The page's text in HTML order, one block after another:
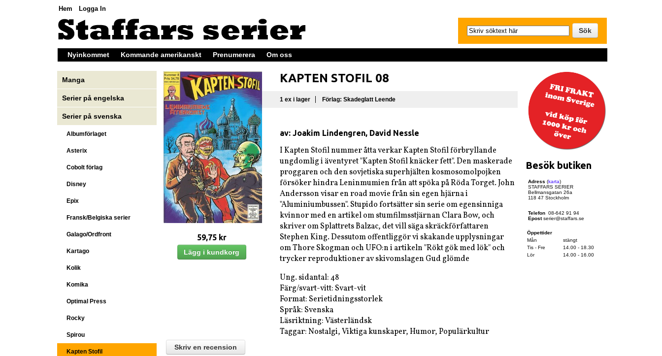
Hem Logga In
Nyinkommet Kommande amerikanskt Prenumerera Om oss
Manga
Serier på engelska
Serier på svenska
Albumförlaget
Asterix
Cobolt förlag
Disney
Epix
Fransk/Belgiska serier
Galago/Ordfront
Kartago
Kolik
Komika
Optimal Press
Rocky
Spirou
Kapten Stofil
59,75 kr
KAPTEN STOFIL 08
1 ex i lager Förlag: Skadeglatt Leende
av: Joakim Lindengren, David Nessle
I Kapten Stofil nummer åtta verkar Kapten Stofil förbryllande
ungdomlig i äventyret "Kapten Stofil knäcker fett". Den maskerade
proggaren och den sovjetiska superhjälten kosmosomolpojken
försöker hindra Leninmumien från att spöka på Röda Torget. John
Andersson visar en road movie från sin egen hjärna i
"Aluminiumbussen". Stupido fortsätter sin serie om egensinniga
kvinnor med en artikel om stumfilmsstjärnan Clara Bow, och
skriver om Splattrets Balzac, det vill säga skräckförfattaren
Stephen King. Dessutom offentliggör vi skakande upplysningar
om Thore Skogman och UFO:n i artikeln "Rökt gök med lök" och
trycker reproduktioner av skivomslagen Gud glömde
Ung. sidantal: 48
Färg/svart-vitt: Svart-vit
Format: Serietidningsstorlek
Språk: Svenska
Läsriktning: Västerländsk
Taggar: Nostalgi, Viktiga kunskaper, Humor, Populärkultur
Skriv en recension
Besök butiken
Adress (karta)
STAFFARS SERIER
Bellmansgatan 26a
118 47 Stockholm
Telefon 08-642 91 94
Epostserier@staffars.se
Öppettider
Mån
stängt
Tis - Fre
14.00 - 18.30
Lör
14.00 - 16.00